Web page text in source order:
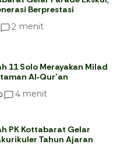
Berprestasi
2 menit
11 Solo Merayakan Milad
Al‑Qur’an
4 menit
PK Kottabarat Gelar
Tahun Ajaran